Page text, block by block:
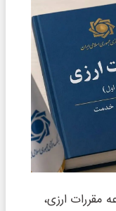
مقررات ارزی،